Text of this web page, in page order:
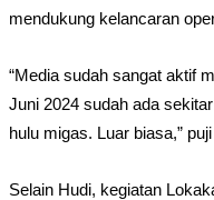
mendukung kelancaran
“Media sudah sangat aktif
Juni 2024 sudah ada
hulu migas. Luar biasa,”
Selain Hudi, kegiatan